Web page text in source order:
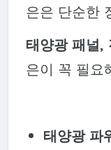
은은 단순한
태양광 패널,
은이 꼭 필요
태양광 파